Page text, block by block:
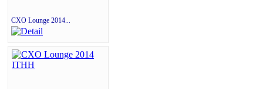
CXO Lounge 2014...